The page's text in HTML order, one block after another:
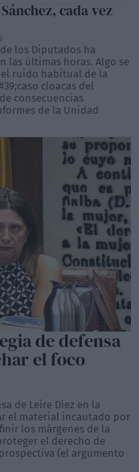
cada vez
los Diputados ha
las últimas horas. Algo se
ruido habitual de la
cloacas del
consecuencias
de la Unidad
de defensa
el foco
de Leire Díez en la
el material incautado por
los márgenes de la
el derecho de
(el argumento